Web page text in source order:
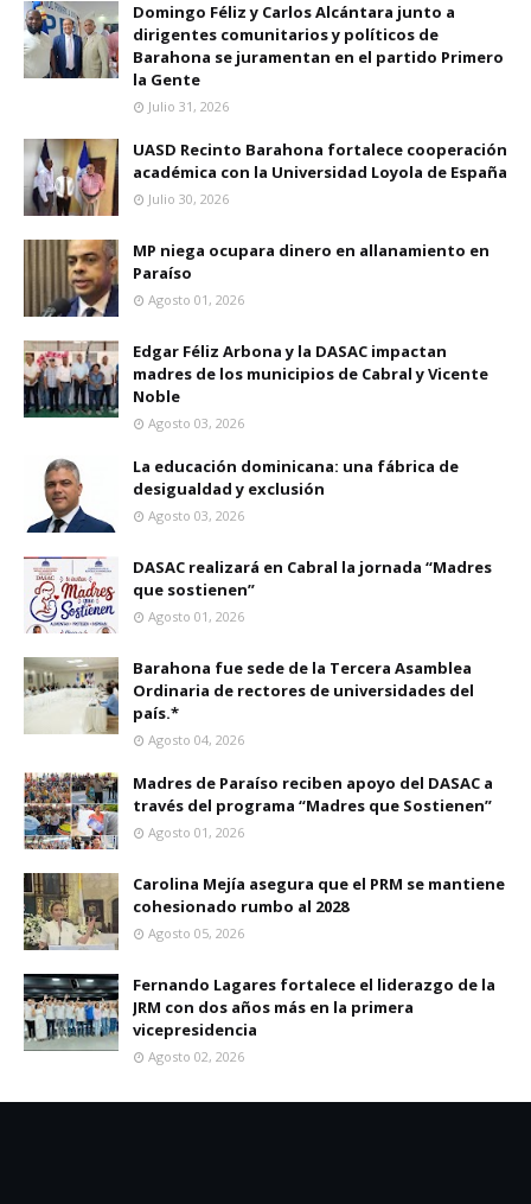
Domingo Féliz y Carlos Alcántara junto a
dirigentes comunitarios y políticos de
Barahona se juramentan en el partido Primero
la Gente
Julio 31, 2026
UASD Recinto Barahona fortalece cooperación
académica con la Universidad Loyola de España
Julio 30, 2026
MP niega ocupara dinero en allanamiento en
Paraíso
Agosto 01, 2026
Edgar Féliz Arbona y la DASAC impactan
madres de los municipios de Cabral y Vicente
Noble
Agosto 03, 2026
La educación dominicana: una fábrica de
desigualdad y exclusión
Agosto 03, 2026
DASAC realizará en Cabral la jornada “Madres
que sostienen”
Agosto 01, 2026
Barahona fue sede de la Tercera Asamblea
Ordinaria de rectores de universidades del
país.*
Agosto 04, 2026
Madres de Paraíso reciben apoyo del DASAC a
través del programa “Madres que Sostienen”
Agosto 01, 2026
Carolina Mejía asegura que el PRM se mantiene
cohesionado rumbo al 2028
Agosto 05, 2026
Fernando Lagares fortalece el liderazgo de la
JRM con dos años más en la primera
vicepresidencia
Agosto 02, 2026